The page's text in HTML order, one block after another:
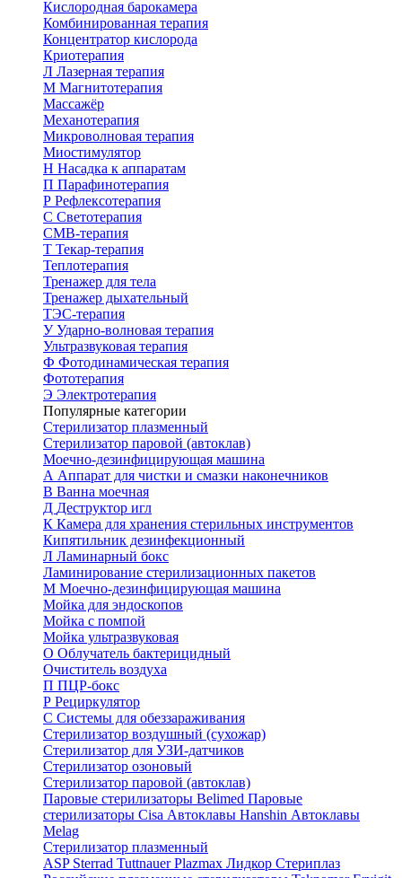
Кислородная барокамера
Комбинированная терапия
Концентратор кислорода
Криотерапия
Л Лазерная терапия
М Магнитотерапия
Массажёр
Механотерапия
Микроволновая терапия
Миостимулятор
Н Насадка к аппаратам
П Парафинотерапия
Р Рефлексотерапия
С Светотерапия
СМВ-терапия
Т Текар-терапия
Теплотерапия
Тренажер для тела
Тренажер дыхательный
ТЭС-терапия
УУдарно-волновая терапия
Ультразвуковая терапия
Ф Фотодинамическая терапия
Фототерапия
Э Электротерапия
Популярные категории
Стерилизатор плазменный
Стерилизатор паровой (автоклав)
Моечно-дезинфицирующая машина
А Аппарат для чистки и смазки наконечников
В Ванна моечная
Д Деструктор игл
К Камера для хранения стерильных инструментов
Кипятильник дезинфекционный
Л Ламинарный бокс
Ламинирование стерилизационных пакетов
М Моечно-дезинфицирующая машина
Мойка для эндоскопов
Мойка с помпой
Мойка ультразвуковая
О Облучатель бактерицидный
Очиститель воздуха
П ПЦР-бокс
Р Рециркулятор
С Системы для обеззараживания
Стерилизатор воздушный (сухожар)
Стерилизатор для УЗИ-датчиков
Стерилизатор озоновый
Стерилизатор паровой (автоклав)
Паровые стерилизаторы Belimed Паровые
стерилизаторы Cisa Автоклавы Hanshin Автоклавы
Melag
Стерилизатор плазменный
ASP Sterrad Tuttnauer Plazmax Лидкор Стериплаз